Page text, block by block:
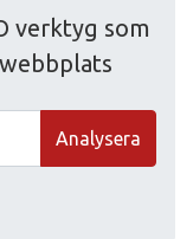
verktyg som
Analysera